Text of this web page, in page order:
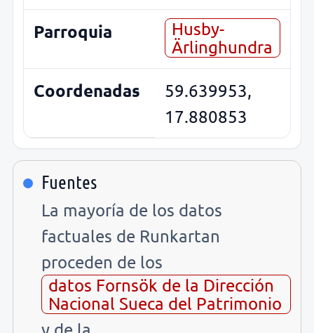
Parroquia
Husby-
Ärlinghundra
Coordenadas
59.639953,
17.880853
Fuentes
La mayoría de los datos
factuales de Runkartan
proceden de los
datos Fornsök de la Dirección
Nacional Sueca del Patrimonio